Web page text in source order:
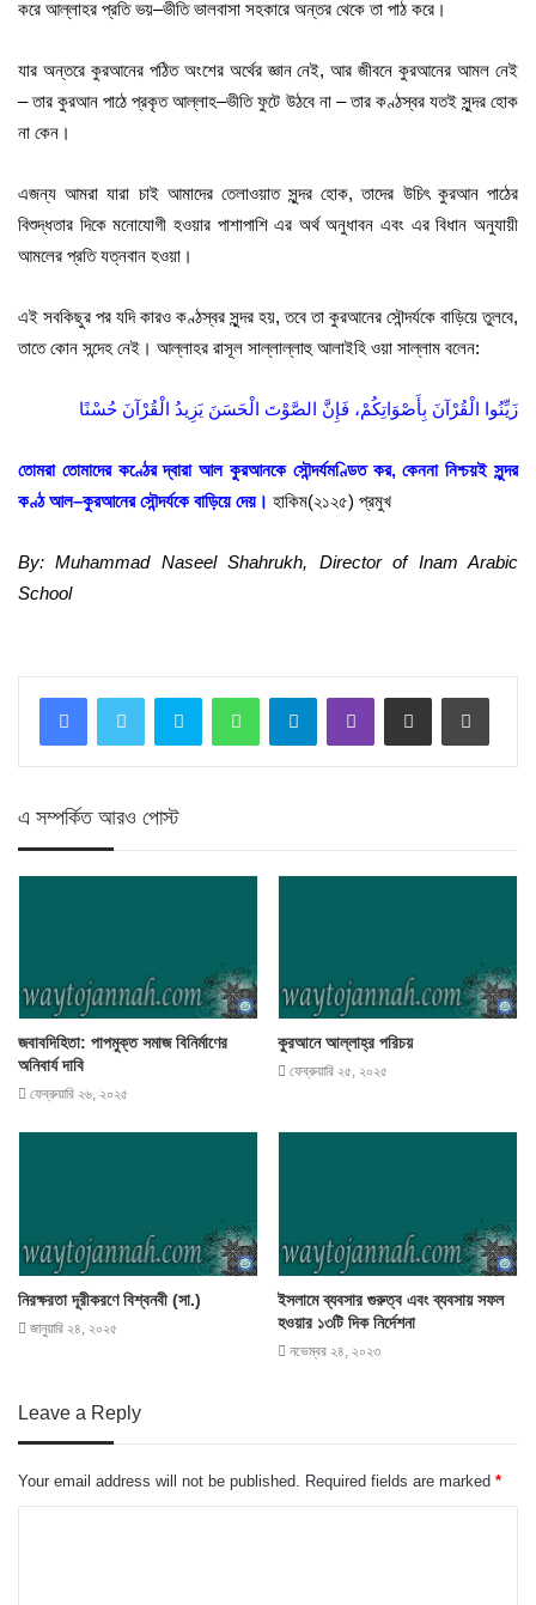
করে আল্লাহর প্রতি ভয়–ভীতি ভালবাসা সহকারে অন্তর থেকে তা পাঠ করে ।
যার অন্তরে কুরআনের পঠিত অংশের অর্থের জ্ঞান নেই,আর জীবনে কুরআনের আমল নেই
– তার কুরআন পাঠে প্রকৃত আল্লাহ–ভীতি ফুটে উঠবে না – তার কণ্ঠস্বর যতই সুন্দর হোক
না কেন।
এজন্য আমরা যারা চাই আমাদের তেলাওয়াত সুন্দর হোক,তাদের উচিৎ কুরআন পাঠের
বিশুদ্ধতার দিকে মনোযোগী হওয়ার পাশাপাশি এর অর্থ অনুধাবন এবং এর বিধান অনুযায়ী
আমলের প্রতি যত্নবান হওয়া।
এই সবকিছুর পর যদি কারও কণ্ঠস্বর সুন্দর হয়,তবে তা কুরআনের সৌন্দর্যকে বাড়িয়ে তুলবে,
তাতে কোন সন্দেহ নেই। আল্লাহর রাসূল সাল্লাল্লাহু আলাইহি ওয়া সাল্লাম বলেন:
زَيِّنُوا الْقُرْآنَ بِأَصْوَاتِكُمْ، فَإِنَّ الصَّوْتَ الْحَسَنَ يَزِيدُ الْقُرْآنَ حُسْنًا
তোমরা তোমাদের কণ্ঠের দ্বারা আল কুরআনকে সৌন্দর্যমণ্ডিত কর,কেননা নিশ্চয়ই সুন্দর
কণ্ঠ আল–কুরআনের সৌন্দর্যকে বাড়িয়ে দেয়। হাকিম(২১২৫) প্রমুখ
By: Muhammad Naseel Shahrukh, Director of Inam Arabic
School
Skype WhatsAppTelegramViber Share via Email Print
এ সম্পর্কিত আরও পোস্ট
জবাবদিহিতা: পাপমুক্ত সমাজ বিনির্মাণের
অনিবার্য দাবি
ফেব্রুয়ারি ২৬, ২০২৫
কুরআনে আল্লাহ্‌র পরিচয়
ফেব্রুয়ারি ২৫, ২০২৫
নিরক্ষরতা দূরীকরণে বিশ্বনবী (সা.)
জানুয়ারি ২৪, ২০২৫
ইসলামে ব্যবসার গুরুত্ব এবং ব্যবসায় সফল
হওয়ার ১৩টি দিক নির্দেশনা
নভেম্বর ২৪, ২০২৩
Leave a Reply
Your email address will not be published. Required fields are marked *